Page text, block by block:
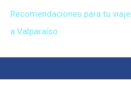
Recomendaciones para tu viaje
a Valparaíso